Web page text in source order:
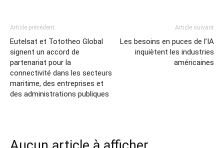
Article précédent
Eutelsat et Tototheo Global
signent un accord de
partenariat pour la
connectivité dans les secteurs
maritime, des entreprises et
des administrations publiques
Article suivant
Les besoins en puces de l’IA
inquiètent les industries
américaines